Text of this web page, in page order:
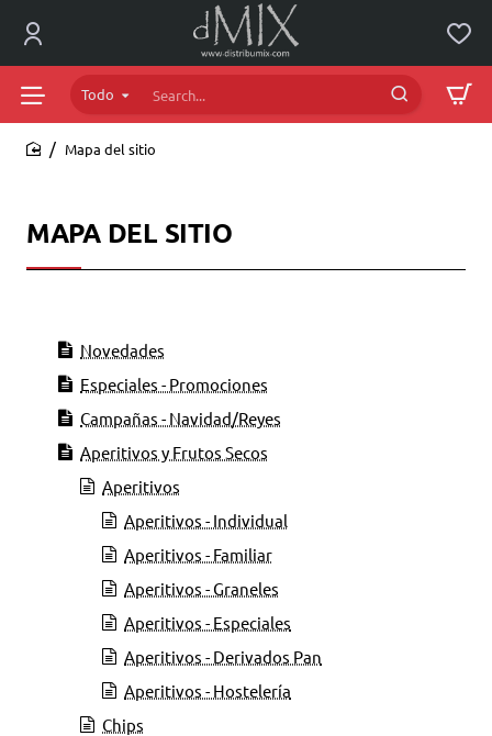
Todo
Search...
home
Mapa del sitio
MAPA DEL SITIO
Novedades
Especiales - Promociones
Campañas - Navidad/Reyes
Aperitivos y Frutos Secos
Aperitivos
Aperitivos - Individual
Aperitivos - Familiar
Aperitivos - Graneles
Aperitivos - Especiales
Aperitivos - Derivados Pan
Aperitivos - Hostelería
Chips